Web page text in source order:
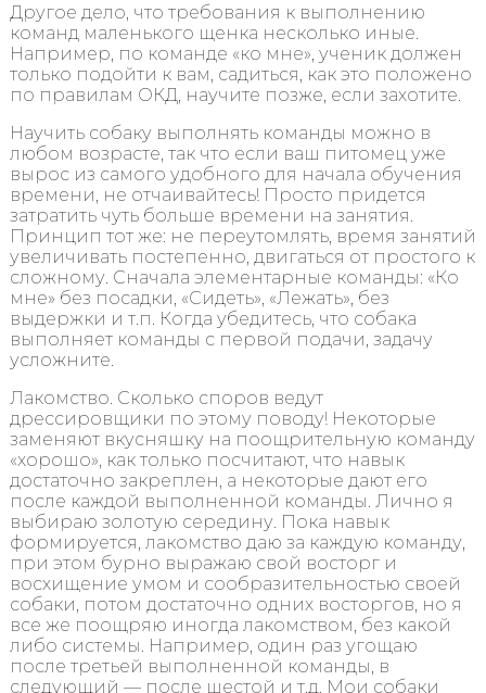
Другое дело, что требования к выполнению
команд маленького щенка несколько иные.
Например, по команде «ко мне», ученик должен
только подойти к вам, садиться, как это положено
по правилам ОКД, научите позже, если захотите.
Научить собаку выполнять команды можно в
любом возрасте, так что если ваш питомец уже
вырос из самого удобного для начала обучения
времени, не отчаивайтесь! Просто придется
затратить чуть больше времени на занятия.
Принцип тот же: не переутомлять, время занятий
увеличивать постепенно, двигаться от простого к
сложному. Сначала элементарные команды: «Ко
мне» без посадки, «Сидеть», «Лежать», без
выдержки и т.п. Когда убедитесь, что собака
выполняет команды с первой подачи, задачу
усложните.
Лакомство. Сколько споров ведут
дрессировщики по этому поводу! Некоторые
заменяют вкусняшку на поощрительную команду
«хорошо», как только посчитают, что навык
достаточно закреплен, а некоторые дают его
после каждой выполненной команды. Лично я
выбираю золотую середину. Пока навык
формируется, лакомство даю за каждую команду,
при этом бурно выражаю свой восторг и
восхищение умом и сообразительностью своей
собаки, потом достаточно одних восторгов, но я
все же поощряю иногда лакомством, без какой
либо системы. Например, один раз угощаю
после третьей выполненной команды, в
следующий — после шестой и т.д. Мои собаки